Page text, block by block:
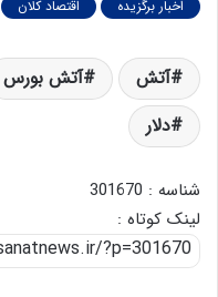
اخبار برگزیده اقتصاد کلان
آتش آتش بورس
دلار
شناسه : 301670
لینک کوتاه :